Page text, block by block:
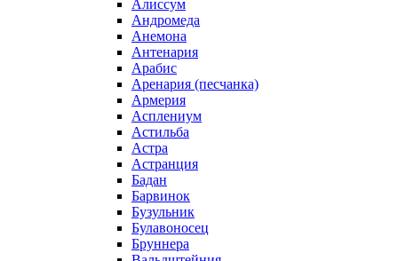
Алиссум
Андромеда
Анемона
Антенария
Арабис
Аренария (песчанка)
Армерия
Асплениум
Астильба
Астра
Астранция
Бадан
Барвинок
Бузульник
Булавоносец
Бруннера